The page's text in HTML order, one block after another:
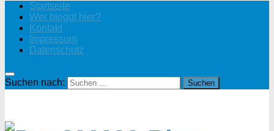
Startseite
Wer bloggt hier?
Kontakt
Impressum
Datenschutz
Suchen nach: